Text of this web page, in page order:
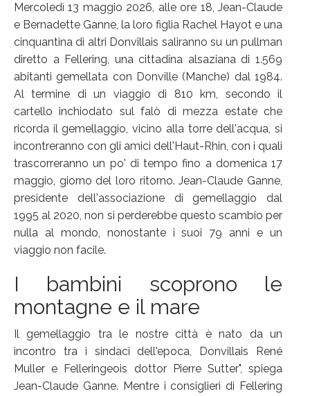
Mercoledì 13 maggio 2026, alle ore 18, Jean-Claude
e Bernadette Ganne, la loro figlia Rachel Hayot e una
cinquantina di altri Donvillais saliranno su un pullman
diretto a Fellering, una cittadina alsaziana di 1.569
abitanti gemellata con Donville (Manche) dal 1984.
Al termine di un viaggio di 810 km, secondo il
cartello inchiodato sul falò di mezza estate che
ricorda il gemellaggio, vicino alla torre dell'acqua, si
incontreranno con gli amici dell'Haut-Rhin, con i quali
trascorreranno un po' di tempo fino a domenica 17
maggio, giorno del loro ritorno. Jean-Claude Ganne,
presidente dell'associazione di gemellaggio dal
1995 al 2020, non si perderebbe questo scambio per
nulla al mondo, nonostante i suoi 79 anni e un
viaggio non facile.
I bambini scoprono le
montagne e il mare
Il gemellaggio tra le nostre città è nato da un
incontro tra i sindaci dell'epoca, Donvillais René
Muller e Felleringeois dottor Pierre Sutter", spiega
Jean-Claude Ganne. Mentre i consiglieri di Fellering